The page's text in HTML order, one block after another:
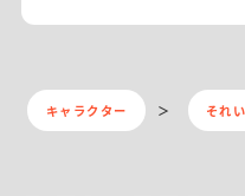
キャラクター それ